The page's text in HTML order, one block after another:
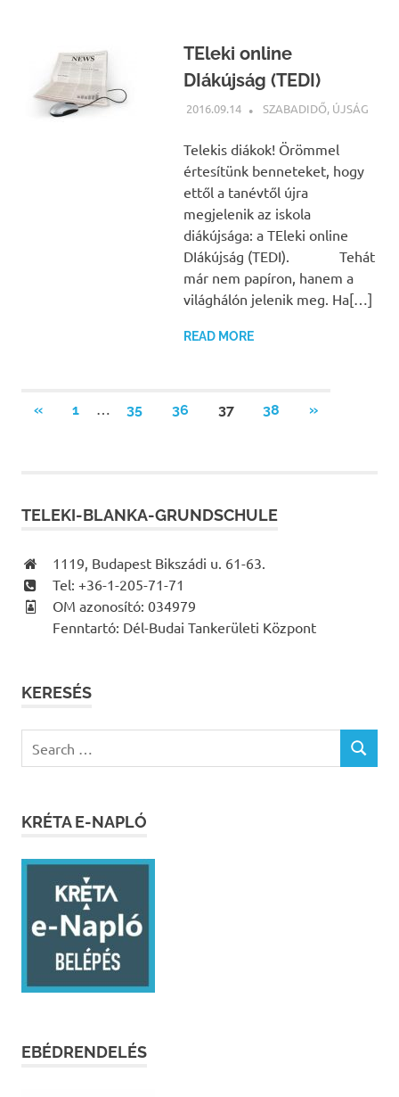
TEleki online
DIákújság (TEDI)
2016.09.14 NBEA
SZABADIDŐ, ÚJSÁG
Telekis diákok! Örömmel
értesítünk benneteket, hogy
ettől a tanévtől újra
megjelenik az iskola
diákújsága: a TEleki online
DIákújság (TEDI). Tehát
már nem papíron, hanem a
világhálón jelenik meg. Ha[…]
READ MORE
Bejegyzések
«PREVIOUS
1 35 36 37 38
NEXT
»
TELEKI-BLANKA-GRUNDSCHULE
1119, Budapest Bikszádi u. 61-63.
Tel: +36-1-205-71-71
OM azonosító: 034979
Fenntartó: Dél-Budai Tankerületi Központ
KERESÉS
for:
SEARCH
KRÉTA E-NAPLÓ
EBÉDRENDELÉS